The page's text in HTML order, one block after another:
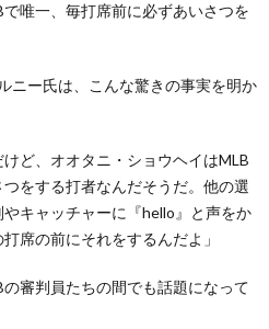
で唯一、毎打席前に必ずあいさつを
ニー氏は、こんな驚きの事実を明か
けど、オオタニ・ショウヘイはMLB
をする打者なんだそうだ。他の選
キャッチャーに『hello』と声をか
席の前にそれをするんだよ」
審判員たちの間でも話題になって